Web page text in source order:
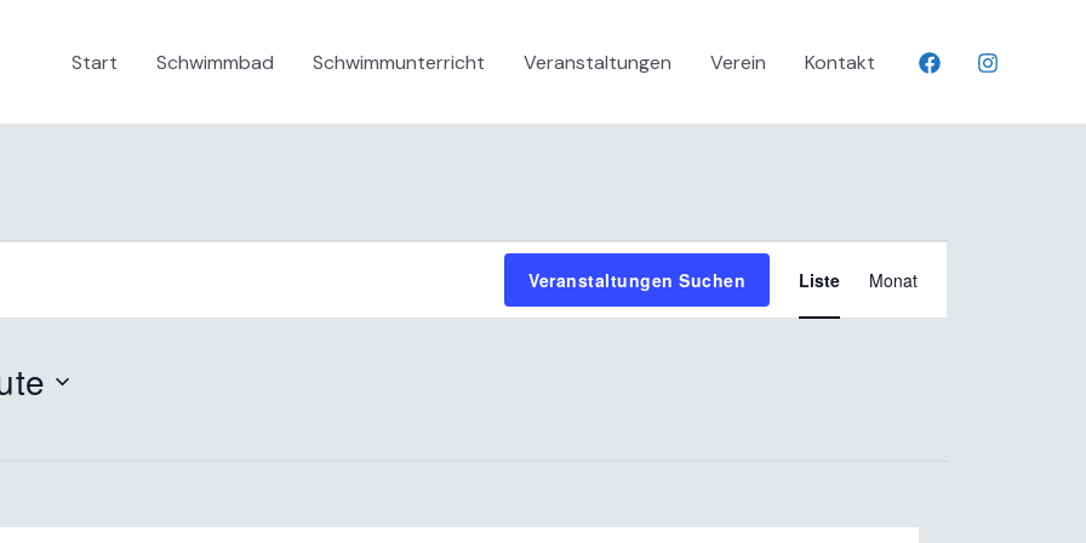
Start Schwimmbad Schwimmunterricht Veranstaltungen Verein Kontakt
Veranstaltungen Suchen
Ansichten-
Liste Monat